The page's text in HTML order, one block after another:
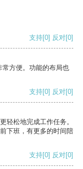
支持[0] 反对[0]
方便。功能的布局也
支持[0] 反对[0]
轻松地完成工作任务。
下班，有更多的时间陪
支持[0] 反对[0]